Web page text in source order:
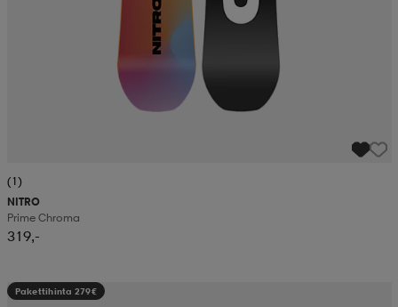
(1)
NITRO
Prime Chroma
319,-
Pakettihinta 279€